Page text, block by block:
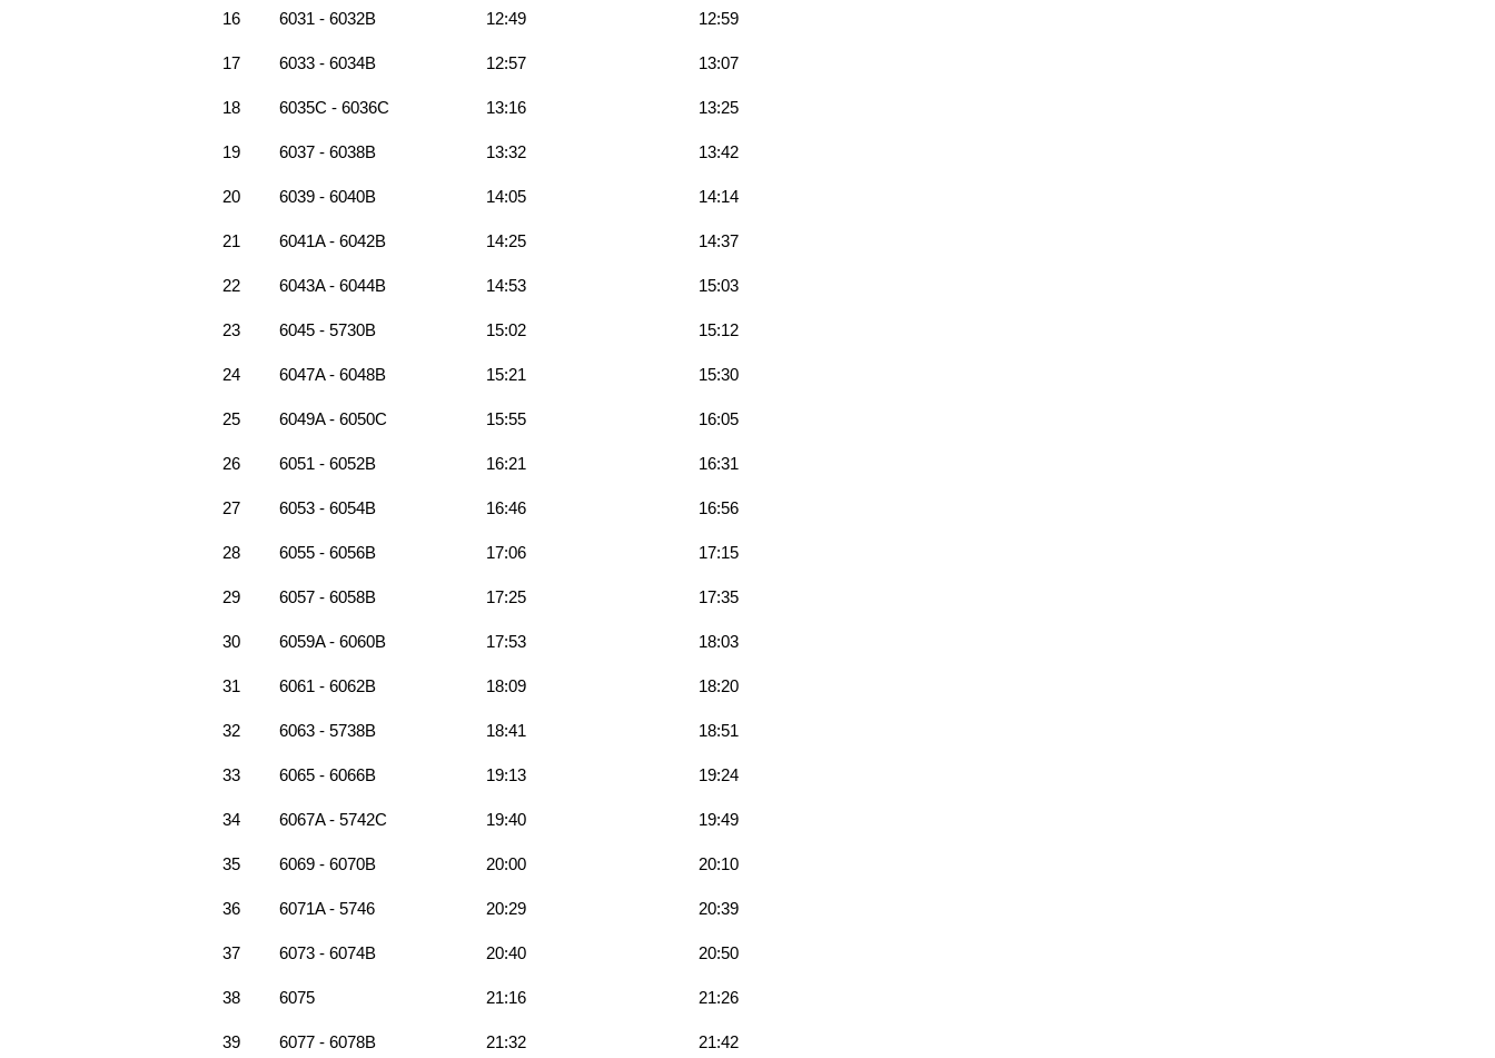
16 6031 - 6032B 12:49 12:59
17 6033 - 6034B 12:57 13:07
18 6035C - 6036C 13:16 13:25
19 6037 - 6038B 13:32 13:42
20 6039 - 6040B 14:05 14:14
21 6041A - 6042B 14:25 14:37
22 6043A - 6044B 14:53 15:03
23 6045 - 5730B 15:02 15:12
24 6047A - 6048B 15:21 15:30
25 6049A - 6050C 15:55 16:05
26 6051 - 6052B 16:21 16:31
27 6053 - 6054B 16:46 16:56
28 6055 - 6056B 17:06 17:15
29 6057 - 6058B 17:25 17:35
30 6059A - 6060B 17:53 18:03
31 6061 - 6062B 18:09 18:20
32 6063 - 5738B 18:41 18:51
33 6065 - 6066B 19:13 19:24
34 6067A - 5742C 19:40 19:49
35 6069 - 6070B 20:00 20:10
36 6071A - 5746 20:29 20:39
37 6073 - 6074B 20:40 20:50
38 6075 21:16 21:26
39 6077 - 6078B 21:32 21:42